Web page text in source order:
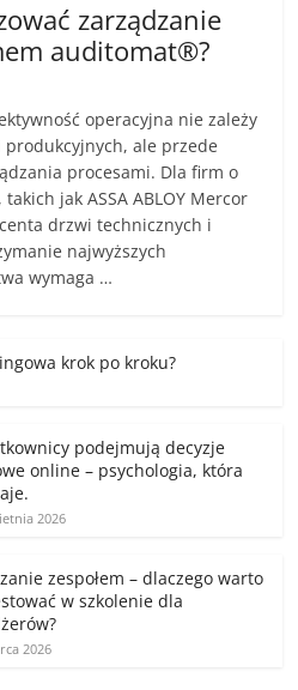
zarządzanie
auditomat®?
operacyjna nie zależy
ale przede
procesami. Dla firm o
jak ASSA ABLOY Mercor
drzwi technicznych i
najwyższych
wymaga …
krok po kroku?
podejmują decyzje
online – psychologia, która
2026
zespołem – dlaczego warto
w szkolenie dla
2026